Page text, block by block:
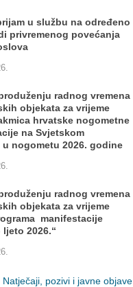
u službu na određeno
privremenog povećanja
radnog vremena
objekata za vrijeme
hrvatske nogometne
na Svjetskom
nogometu 2026. godine
radnog vremena
objekata za vrijeme
manifestacije
ljeto 2026.“
Natječaji, pozivi i javne objave